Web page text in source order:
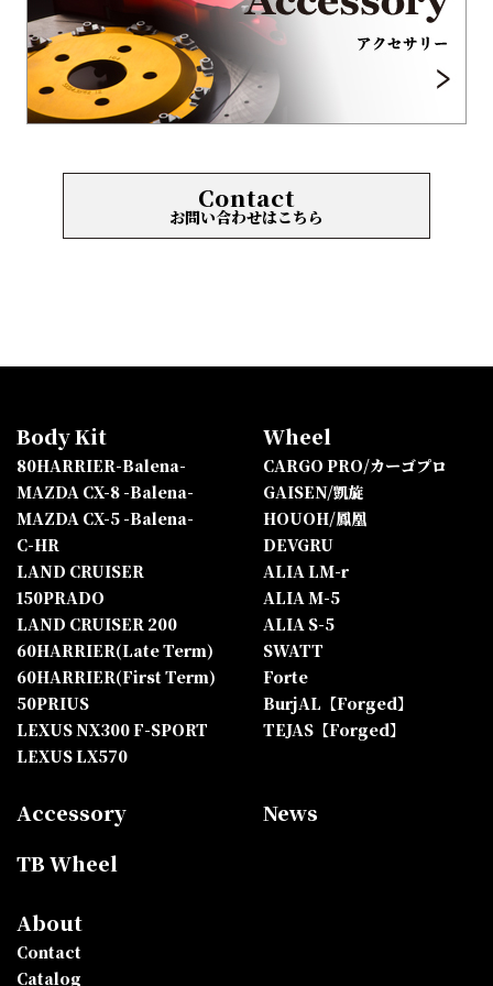
Contact
お問い合わせはこちら
Body Kit
80HARRIER-Balena-
MAZDA CX-8 -Balena-
MAZDA CX-5 -Balena-
C-HR
LAND CRUISER
150PRADO
LAND CRUISER 200
60HARRIER(Late Term)
60HARRIER(First Term)
50PRIUS
LEXUS NX300 F-SPORT
LEXUS LX570
Wheel
CARGO PRO/カーゴプロ
GAISEN/凱旋
HOUOH/鳳凰
DEVGRU
ALIA LM-r
ALIA M-5
ALIA S-5
SWATT
Forte
BurjAL【Forged】
TEJAS【Forged】
Accessory
TB Wheel
About
Contact
Catalog
News